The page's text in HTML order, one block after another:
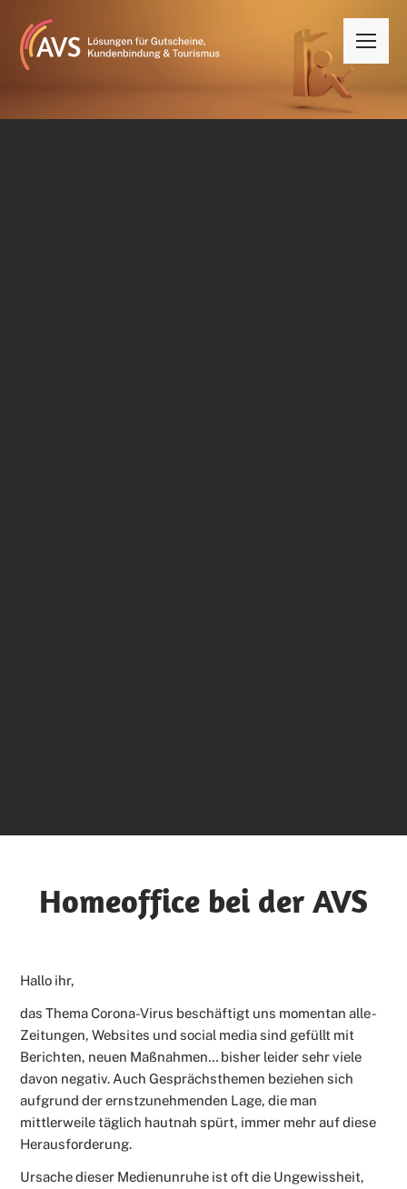
Homeoffice bei der AVS
Hallo ihr,
das Thema Corona-Virus beschäftigt uns momentan alle -
Zeitungen, Websites und social media sind gefüllt mit
Berichten, neuen Maßnahmen… bisher leider sehr viele
davon negativ. Auch Gesprächsthemen beziehen sich
aufgrund der ernstzunehmenden Lage, die man
mittlerweile täglich hautnah spürt, immer mehr auf diese
Herausforderung.
Ursache dieser Medienunruhe ist oft die Ungewissheit,